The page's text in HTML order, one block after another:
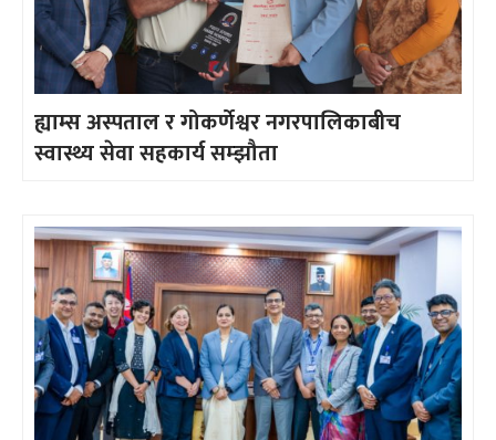
ह्याम्स अस्पताल र गोकर्णेश्वर नगरपालिकाबीच
स्वास्थ्य सेवा सहकार्य सम्झौता